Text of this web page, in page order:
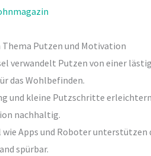
Putzen und Motivation
verwandelt Putzen von einer
das Wohlbefinden.
und kleine Putzschritte
nachhaltig.
Apps und Roboter unterstützen
spürbar.